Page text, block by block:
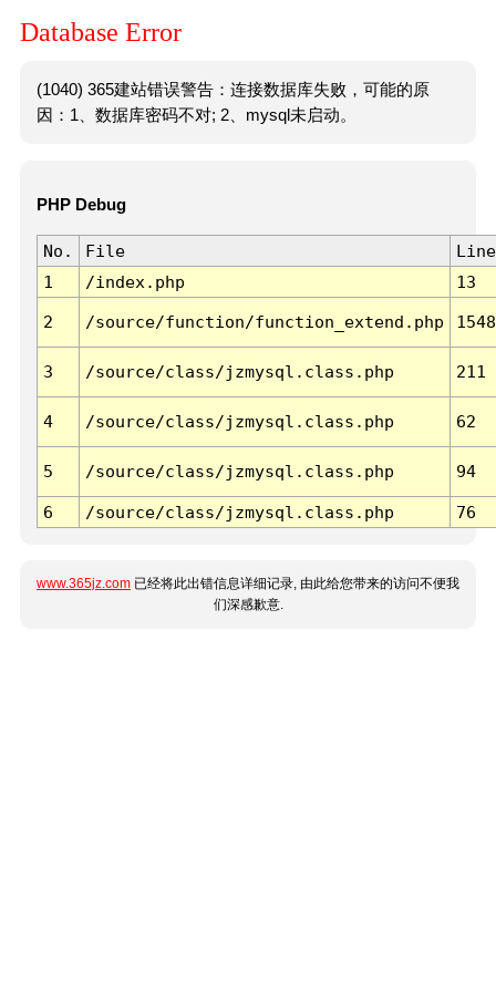
Database Error
(1040) 365建站错误警告：连接数据库失败，可能的原
因：1、数据库密码不对; 2、mysql未启动。
PHP Debug
No. File
Line
1
/index.php 13
2 /source/function/function_extend.php 1548
3 /source/class/jzmysql.class.php 211
4 /source/class/jzmysql.class.php 62
5 /source/class/jzmysql.class.php 94
6 /source/class/jzmysql.class.php 76
www.365jz.com 已经将此出错信息详细记录, 由此给您带来的访问不便我
们深感歉意.